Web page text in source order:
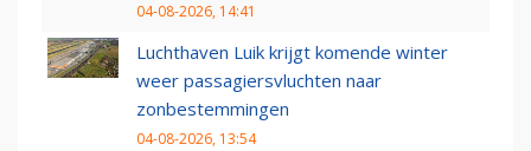
04-08-2026, 14:41
Luchthaven Luik krijgt komende winter
weer passagiersvluchten naar
zonbestemmingen
04-08-2026, 13:54